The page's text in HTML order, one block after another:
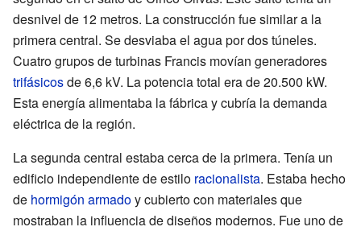
desnivel de 12 metros. La construcción fue similar a la
primera central. Se desviaba el agua por dos túneles.
Cuatro grupos de turbinas Francis movían generadores
trifásicosde 6,6 kV. La potencia total era de 20.500 kW.
Esta energía alimentaba la fábrica y cubría la demanda
eléctrica de la región.
La segunda central estaba cerca de la primera. Tenía un
edificio independiente de estilo racionalista. Estaba hecho
de hormigón armadoy cubierto con materiales que
mostraban la influencia de diseños modernos. Fue uno de